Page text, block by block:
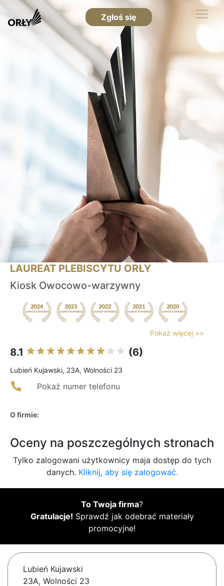
Zgłoś się
LAUREAT PLEBISCYTU ORŁY
Kiosk Owocowo-warzywny
Pokaż więcej >>
8.1 (6)
Lubień Kujawski, 23A, Wolności 23
Pokaż numer telefonu
O firmie:
Oceny na poszczególnych stronach
Tylko zalogowani użytkownicy maja dostęp do tych
danych. Kliknij, aby się zalogować.
To Twoja firma?
Gratulacje! Sprawdź jak odebrać materiały
promocyjne!
Lubień Kujawski
23A, Wolności 23